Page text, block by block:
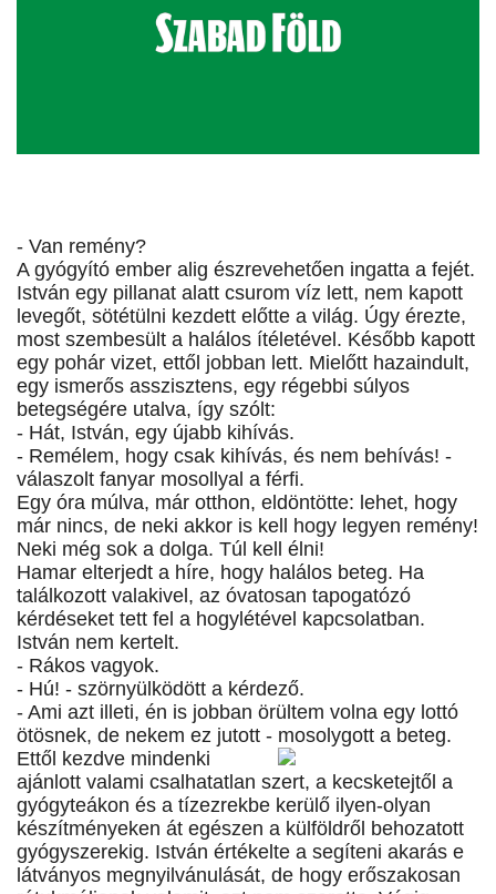
- Van remény?
A gyógyító ember alig észrevehetően ingatta a fejét.
István egy pillanat alatt csurom víz lett, nem kapott
levegőt, sötétülni kezdett előtte a világ. Úgy érezte,
most szembesült a halálos ítéletével. Később kapott
egy pohár vizet, ettől jobban lett. Mielőtt hazaindult,
egy ismerős asszisztens, egy régebbi súlyos
betegségére utalva, így szólt:
- Hát, István, egy újabb kihívás.
- Remélem, hogy csak kihívás, és nem behívás! -
válaszolt fanyar mosollyal a férfi.
Egy óra múlva, már otthon, eldöntötte: lehet, hogy
már nincs, de neki akkor is kell hogy legyen remény!
Neki még sok a dolga. Túl kell élni!
Hamar elterjedt a híre, hogy halálos beteg. Ha
találkozott valakivel, az óvatosan tapogatózó
kérdéseket tett fel a hogylétével kapcsolatban.
István nem kertelt.
- Rákos vagyok.
- Hú! - szörnyülködött a kérdező.
- Ami azt illeti, én is jobban örültem volna egy lottó
ötösnek, de nekem ez jutott - mosolygott a beteg.
Ettől kezdve mindenki
ajánlott valami csalhatatlan szert, a kecsketejtől a
gyógyteákon és a tízezrekbe kerülő ilyen-olyan
készítményeken át egészen a külföldről behozatott
gyógyszerekig. István értékelte a segíteni akarás e
látványos megnyilvánulását, de hogy erőszakosan